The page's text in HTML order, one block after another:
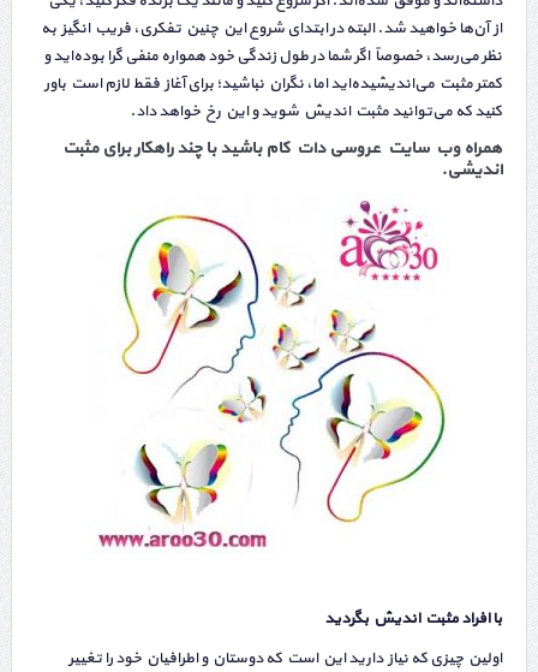
از آن‌ها خواهید شد. البته در ابتدای شروع این چنین تفکری، فریب انگیز به
نظر می‌رسد، خصوصاً اگر شما در طول زندگی خود همواره منفی گرا بوده‌اید و
کمتر مثبت می‌اندیشیده‌اید اما، نگران نباشید؛ برای آغاز فقط لازم است باور
کنید که می‌توانید مثبت اندیش شوید و این رخ خواهد داد.
همراهوب سایت عروسی دات کامباشید با چند راهکار برایمثبت
اندیشی.
با افراد مثبت اندیش بگردید
اولین چیزی که نیاز دارید این است که دوستان و اطرافیان خود را تغییر